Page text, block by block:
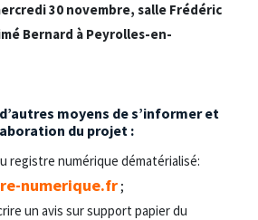
30 novembre, salle Frédéric
Bernard à Peyrolles-en-
moyens de s’informer et
du projet :
registre numérique dématérialisé:
numerique.fr;
un avis sur support papier du